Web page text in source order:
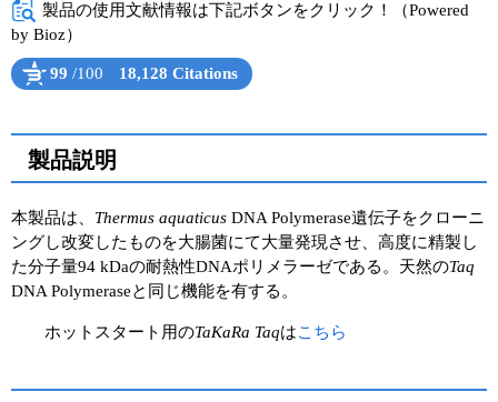
Q&A
製品の使用文献情報は下記ボタンをクリック！（Powered
by Bioz）
99 /100 18,128 Citations
製品説明
本製品は、 Thermus aquaticus DNA Polymerase遺伝子をクローニ
ングし改変したものを大腸菌にて大量発現させ、高度に精製し
た分子量94 kDaの耐熱性DNAポリメラーゼである。天然のTaq
DNA Polymeraseと同じ機能を有する。
ホットスタート用のTaKaRa Taqはこちら